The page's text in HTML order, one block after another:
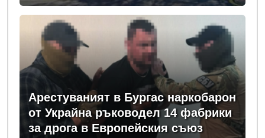
Арестуваният в Бургас наркобарон
от Украйна ръководел 14 фабрики
за дрога в Европейския съюз